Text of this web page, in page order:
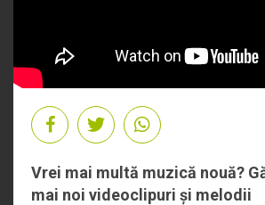
Vrei mai multă muzică nouă?
mai noi videoclipuri și melodii